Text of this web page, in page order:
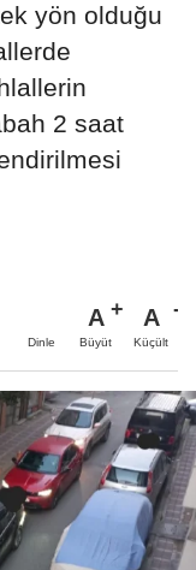
yön olduğu
2 saat
Dinle
A
Büyüt
A
Küçült